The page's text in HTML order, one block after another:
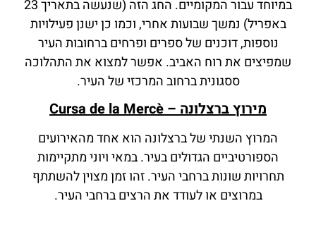
במיוחד עבור המקומיים. החג הזה (שנעשה בתאריך 23
באפריל) נמשך שבועות אחרי, וכמו כן ישנן פעילויות
נוספות, דוכנים של ספרים ופרחים ברחובות העיר
שמפיצים את רוח האביב. אפשר למצוא את התהלוכה
ססגונית ברחוב המרכזי של העיר.
מירוץ ברצלונה – Cursa de la Mercè
המרוץ השנתי של ברצלונה הוא אחד מהאירועים
הספורטיביים הגדולים בעיר. במאי ויוני מתקיימות
תחרויות שונות ברחבי העיר. זהו זמן מצוין להשתתף
במרוצים או לעודד את הרצים ברחבי העיר.